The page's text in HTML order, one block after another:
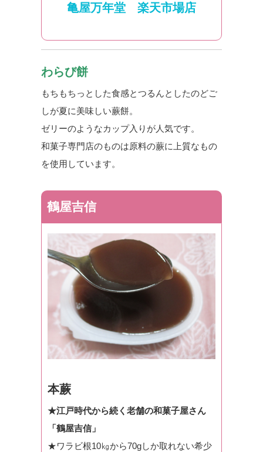
亀屋万年堂 楽天市場店
わらび餅
もちもちっとした食感とつるんとしたのどご
しが夏に美味しい蕨餅。
ゼリーのようなカップ入りが人気です。
和菓子専門店のものは原料の蕨に上質なもの
を使用しています。
鶴屋吉信
本蕨
★江戸時代から続く老舗の和菓子屋さん
「鶴屋吉信」
★ワラビ根10㎏から70gしか取れない希少